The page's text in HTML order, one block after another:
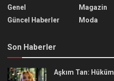
Genel
Güncel Haberler
Magazin
Moda
Son Haberler
Aşkım Tan: Hüküm